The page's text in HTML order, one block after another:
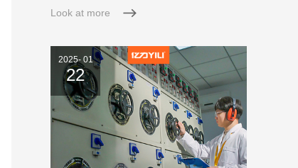
Look at more
2025- 01
22